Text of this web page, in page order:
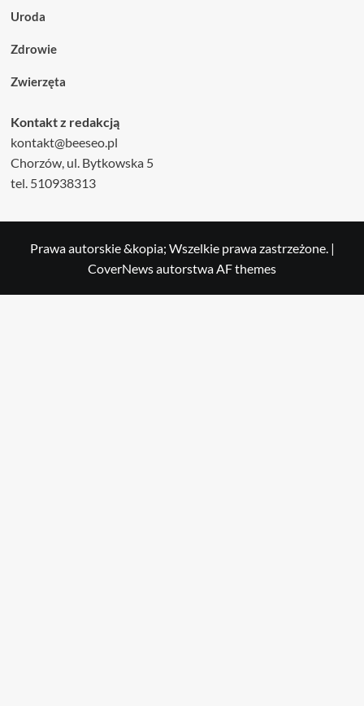
Uroda
Zdrowie
Zwierzęta
Kontakt z redakcją
kontakt@beeseo.pl
Chorzów, ul. Bytkowska 5
tel. 510938313
Prawa autorskie &kopia; Wszelkie prawa zastrzeżone. |
CoverNewsautorstwa AF themes